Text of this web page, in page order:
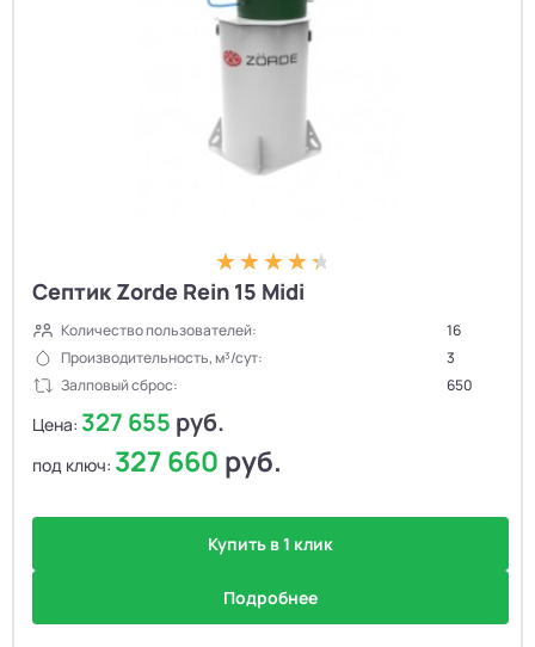
Септик Zorde Rein 15 Midi
Количество пользователей:
16
Производительность, м³/сут:
3
Залповый сброс:
650
Цена: 327 655 руб.
под ключ: 327 660 руб.
Купить в 1 клик
Подробнее